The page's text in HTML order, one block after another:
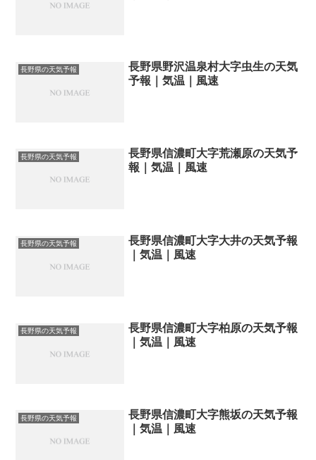
長野県の天気予報
長野県野沢温泉村大字虫生の天気
予報｜気温｜風速
長野県の天気予報
長野県信濃町大字荒瀬原の天気予
報｜気温｜風速
長野県の天気予報
長野県信濃町大字大井の天気予報
｜気温｜風速
長野県の天気予報
長野県信濃町大字柏原の天気予報
｜気温｜風速
長野県の天気予報
長野県信濃町大字熊坂の天気予報
｜気温｜風速